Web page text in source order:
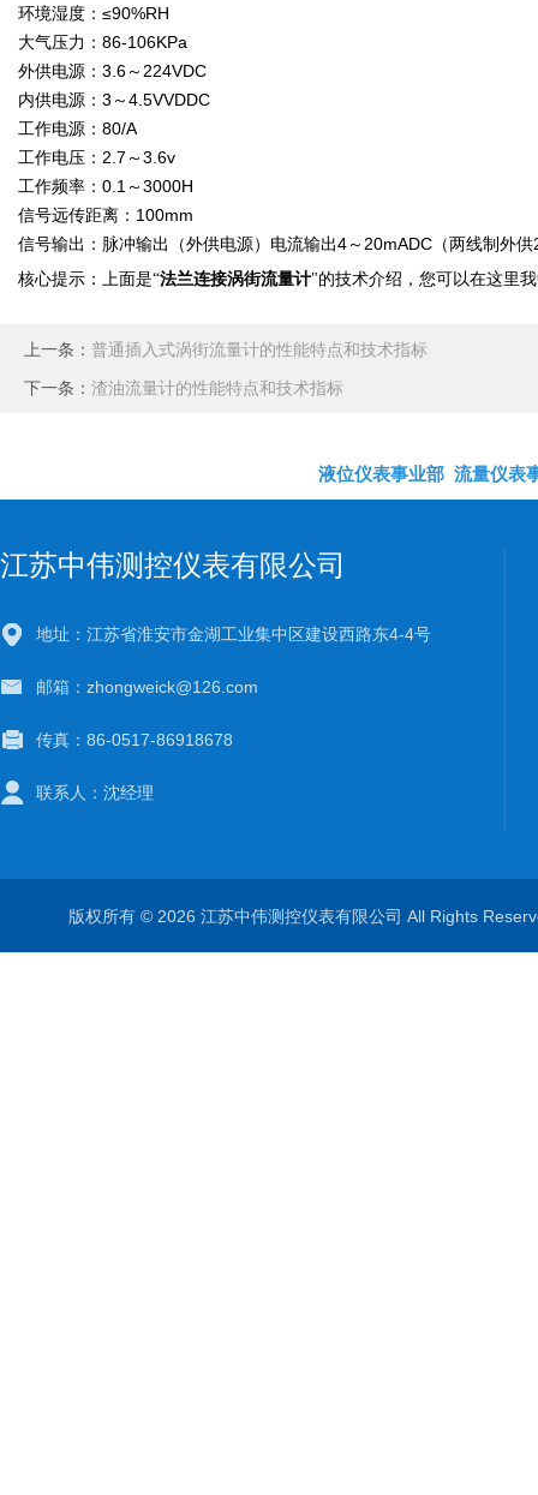
环境湿度：≤90%RH
大气压力：86-106KPa
外供电源：3.6～224VDC
内供电源：3～4.5VVDDC
工作电源：80/A
工作电压：2.7～3.6v
工作频率：0.1～3000H
信号远传距离：100mm
信号输出：脉冲输出（外供电源）电流输出4～20mADC（两线制外
核心提示：上面是“法兰连接涡街流量计"的技术介绍，您可以在这里
上一条： 普通插入式涡街流量计的性能特点和技术指标
下一条： 渣油流量计的性能特点和技术指标
液位仪表事业部 流量仪表
江苏中伟测控仪表有限公司
地址：江苏省淮安市金湖工业集中区建设西路东4-4号
邮箱：zhongweick@126.com
传真：86-0517-86918678
联系人：沈经理
版权所有 © 2026 江苏中伟测控仪表有限公司 All Rights